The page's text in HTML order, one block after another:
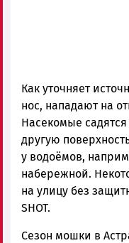
Как уточняет
нос, нападают на
Насекомые
другую
у водоёмов,
набережной.
на улицу без
SHOT.
Сезон мошки в